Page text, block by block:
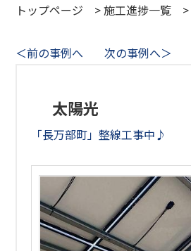
トップページ >施工進捗一覧 >
＜前の事例へ
次の事例へ＞
太陽光
「長万部町」整線工事中♪